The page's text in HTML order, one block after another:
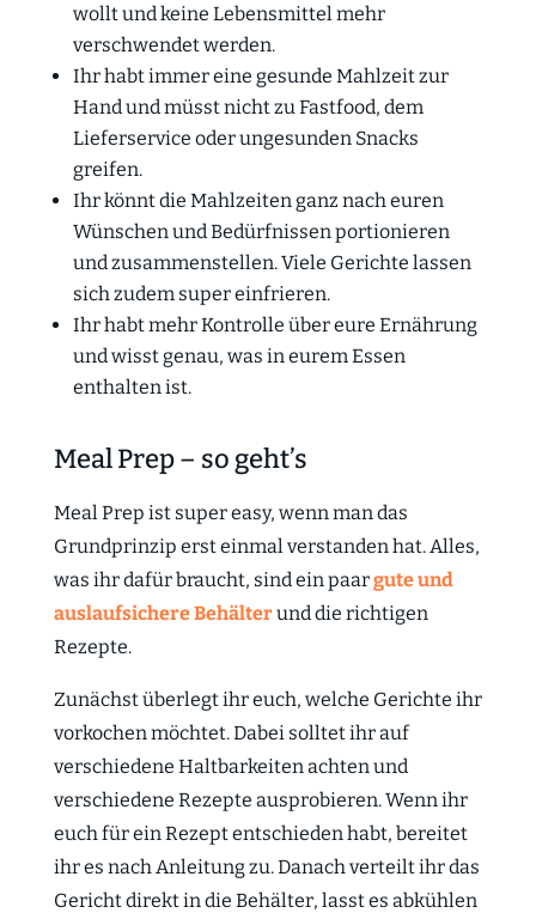
wollt und keine Lebensmittel mehr
verschwendet werden.
Ihr habt immer eine gesunde Mahlzeit zur
Hand und müsst nicht zu Fastfood, dem
Lieferservice oder ungesunden Snacks
greifen.
Ihr könnt die Mahlzeiten ganz nach euren
Wünschen und Bedürfnissen portionieren
und zusammenstellen. Viele Gerichte lassen
sich zudem super einfrieren.
Ihr habt mehr Kontrolle über eure Ernährung
und wisst genau, was in eurem Essen
enthalten ist.
Meal Prep – so geht’s
Meal Prep ist super easy, wenn man das
Grundprinzip erst einmal verstanden hat. Alles,
was ihr dafür braucht, sind ein paargute und
auslaufsichere Behälterund die richtigen
Rezepte.
Zunächst überlegt ihr euch, welche Gerichte ihr
vorkochen möchtet. Dabei solltet ihr auf
verschiedene Haltbarkeiten achten und
verschiedene Rezepte ausprobieren. Wenn ihr
euch für ein Rezept entschieden habt, bereitet
ihr es nach Anleitung zu. Danach verteilt ihr das
Gericht direkt in die Behälter, lasst es abkühlen